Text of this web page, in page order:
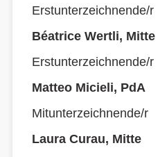
Erstunterzeichnende/r
Béatrice Wertli, Mitte
Erstunterzeichnende/r
Matteo Micieli, PdA
Mitunterzeichnende/r
Laura Curau, Mitte